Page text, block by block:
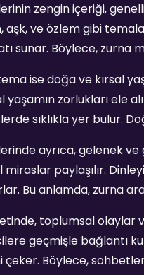
zengin içeriği,
ve özlem gibi
sunar. Böylece, zurna
ise doğa ve kırsal
yaşamın zorlukları ele
sıklıkla yer bulur.
ayrıca, gelenek
paylaşılır.
Bu anlamda, zurna
toplumsal olaylar
geçmişle bağlantı
çeker. Böylece,